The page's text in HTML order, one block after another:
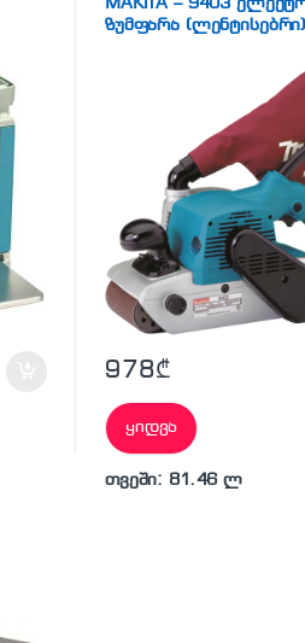
ზუმფარა (ლენტისებრი)
978₾
ყიდვა
თვეში: 81.46 ლ